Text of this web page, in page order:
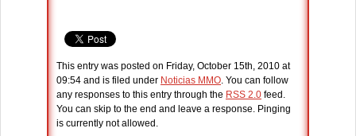
This entry was posted on Friday, October 15th, 2010 at
09:54 and is filed under Noticias MMO. You can follow
any responses to this entry through the RSS 2.0 feed.
You can skip to the end and leave a response. Pinging
is currently not allowed.